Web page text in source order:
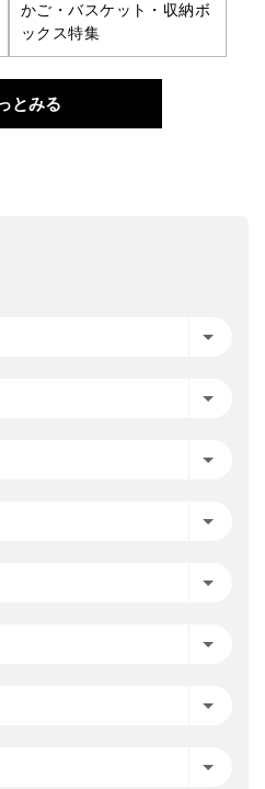
かご・バスケット・収納ボ
ックス特集
とみる